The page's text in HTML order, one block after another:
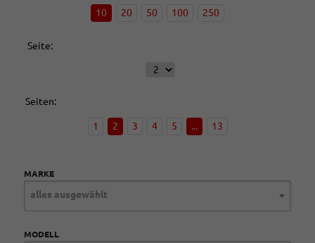
10 20 50 100 250
Seite:
Seiten:
1 2 3 4 5 ... 13
MARKE
alles ausgewählt
MODELL